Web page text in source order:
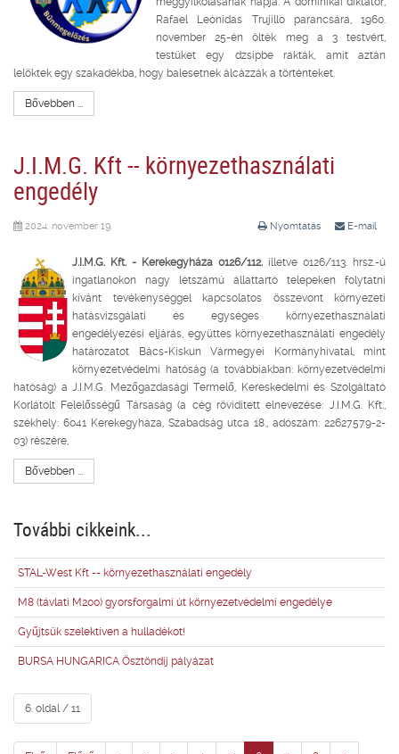
Rafael Leónidas Trujillo parancsára, 1960.
november 25-én ölték meg a 3 testvért,
testüket egy dzsipbe rakták, amit aztán
lelöktek egy szakadékba, hogy balesetnek álcázzák a történteket.
Bővebben ...
J.I.M.G. Kft -- környezethasználati
engedély
Nyomtatás E-mail
2024. november 19.
J.I.M.G. Kft. - Kerekegyháza 0126/112. illetve 0126/113. hrsz.-ú
ingatlanokon nagy létszámú állattartó telepeken folytatni
kívánt tevékenységgel kapcsolatos összevont környezeti
hatásvizsgálati és egységes környezethasználati
engedélyezési eljárás, együttes környezethasználati engedély
határozatot Bács-Kiskun Vármegyei Kormányhivatal, mint
környezetvédelmi hatóság (a továbbiakban: környezetvédelmi
hatóság) a J.I.M.G. Mezőgazdasági Termelő, Kereskedelmi és Szolgáltató
Korlátolt Felelősségű Társaság (a cég rövidített elnevezése: J.I.M.G. Kft.,
székhely: 6041 Kerekegyháza, Szabadság utca 18., adószám: 22627579-2-
03) részére,
Bővebben ...
További cikkeink...
STAL-West Kft -- környezethasználati engedély
M8 (távlati M200) gyorsforgalmi út környezetvédelmi engedélye
Gyűjtsük szelektíven a hulladékot!
BURSA HUNGARICA Ösztöndíj pályázat
6. oldal / 11